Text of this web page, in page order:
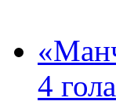
4